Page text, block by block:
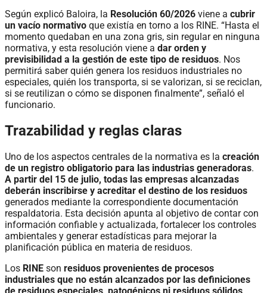
Según explicó Baloira, la Resolución 60/2026 viene a cubrir
un vacío normativo que existía en torno a los RINE. “Hasta el
momento quedaban en una zona gris, sin regular en ninguna
normativa, y esta resolución viene a dar orden y
previsibilidad a la gestión de este tipo de residuos. Nos
permitirá saber quién genera los residuos industriales no
especiales, quién los transporta, si se valorizan, si se reciclan,
si se reutilizan o cómo se disponen finalmente”, señaló el
funcionario.
Trazabilidad y reglas claras
Uno de los aspectos centrales de la normativa es la creación
de un registro obligatorio para las industrias generadoras.
A partir del 15 de julio, todas las empresas alcanzadas
deberán inscribirse y acreditar el destino de los residuos
generados mediante la correspondiente documentación
respaldatoria. Esta decisión apunta al objetivo de contar con
información confiable y actualizada, fortalecer los controles
ambientales y generar estadísticas para mejorar la
planificación pública en materia de residuos.
Los RINE son residuos provenientes de procesos
industriales que no están alcanzados por las definiciones